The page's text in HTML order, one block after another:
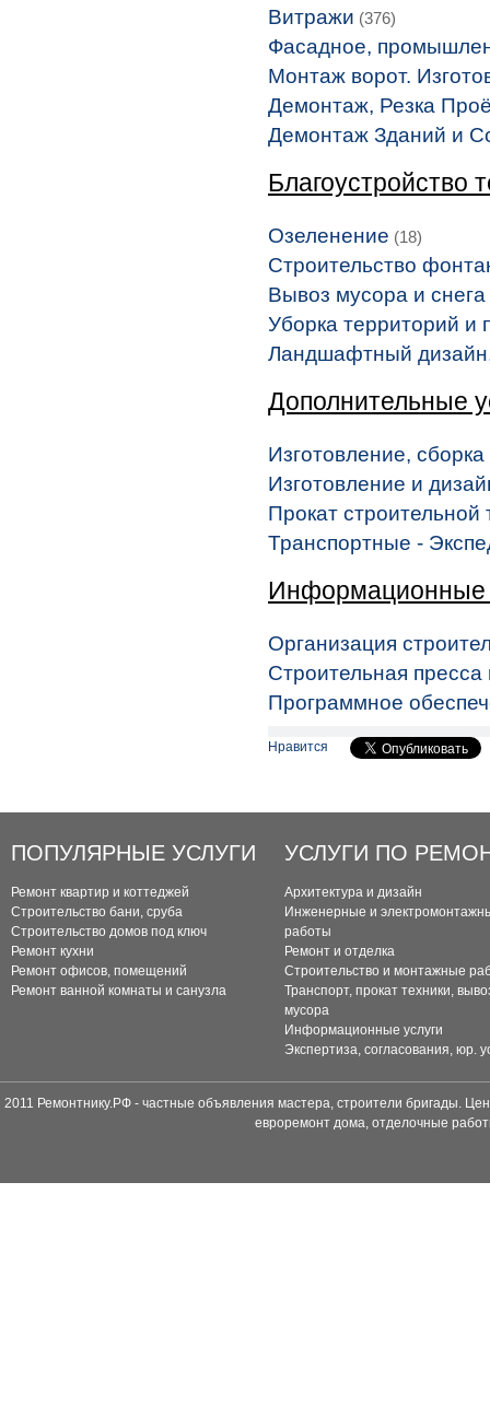
Витражи (376)
Фасадное,
Монтаж ворот.
Демонтаж, Резка
Демонтаж Зданий и
Благоустройство
Озеленение (18)
Строительство
Вывоз мусора и снега
Уборка территорий и
Ландшафтный дизайн,
Дополнительные
Изготовление,
Изготовление и
Прокат строительной
Транспортные -
Информационные
Организация
Строительная пресса
Программное
Нравится
ПОПУЛЯРНЫЕ УСЛУГИ
Ремонт квартир и коттеджей
Строительство бани, сруба
Строительство домов под ключ
Ремонт кухни
Ремонт офисов, помещений
Ремонт ванной комнаты и санузла
УСЛУГИ ПО
Архитектура и дизайн
Инженерные и
работы
Ремонт и отделка
Строительство и монтажные
Транспорт, прокат техники,
мусора
Информационные услуги
Экспертиза, согласования, юр.
2011 Ремонтнику.РФ - частные объявления мастера, строители бригады.
евроремонт дома, отделочные